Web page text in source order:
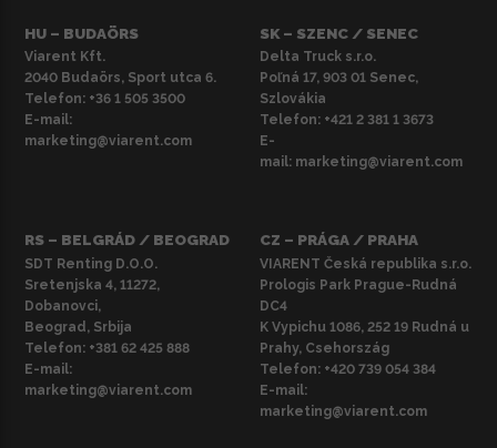
HU – BUDAÖRS
Viarent Kft.
2040 Budaörs, Sport utca 6.
Telefon: +36 1 505 3500
E-mail:
marketing@viarent.com
SK – SZENC / SENEC
Delta Truck s.r.o.
Poľná 17, 903 01 Senec,
Szlovákia
Telefon: +421 2 381 1 3673
E-
mail: marketing@viarent.com
RS – BELGRÁD / BEOGRAD
SDT Renting D.O.O.
Sretenjska 4, 11272,
Dobanovci,
Beograd, Srbija
Telefon: +381 62 425 888
E-mail:
marketing@viarent.com
CZ – PRÁGA / PRAHA
VIARENT Česká republika s.r.o.
Prologis Park Prague-Rudná
DC4
K Vypichu 1086, 252 19 Rudná u
Prahy, Csehország
Telefon: +420 739 054 384
E-mail:
marketing@viarent.com